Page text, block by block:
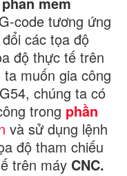
code tương ứng
các tọa độ
độ thực tế trên
muốn gia công
chúng ta có
trong phần
và sử dụng lệnh
độ tham chiếu
trên máy CNC.